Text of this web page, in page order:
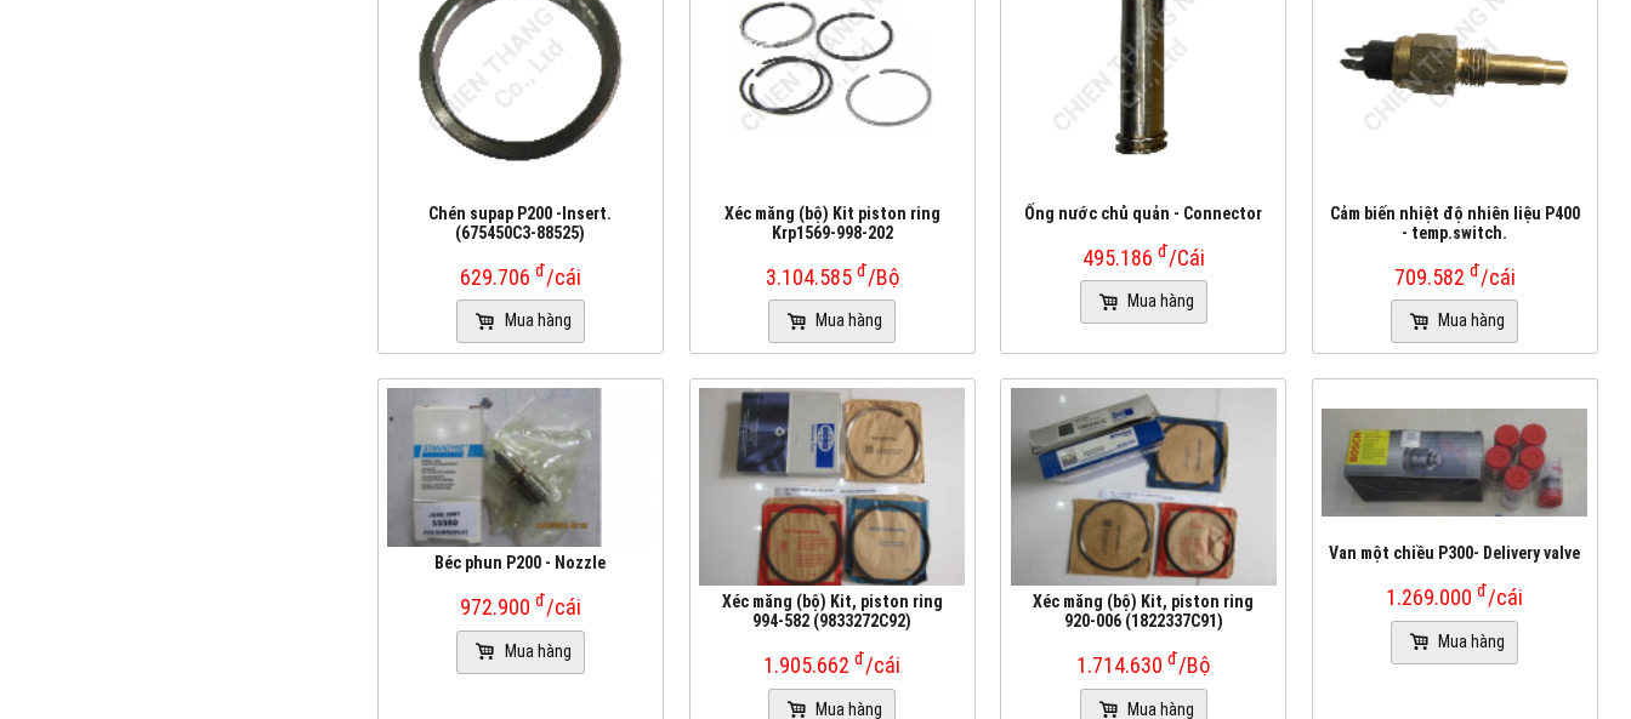
Chén supap P200 -Insert.
(675450C3-88525)
629.706 đ/cái
Mua hàng
Xéc măng (bộ) Kit piston ring
Krp1569-998-202
3.104.585 đ/Bộ
Mua hàng
Ống nước chủ quản - Connector
495.186 đ/Cái
Mua hàng
Cảm biến nhiệt độ nhiên liệu P400
- temp.switch.
709.582 đ/cái
Mua hàng
Béc phun P200 - Nozzle
972.900 đ/cái
Mua hàng
Xéc măng (bộ) Kit, piston ring
994-582 (9833272C92)
1.905.662đ/cái
Mua hàng
Xéc măng (bộ) Kit, piston ring
920-006 (1822337C91)
1.714.630đ/Bộ
Mua hàng
Van một chiều P300- Delivery valve
1.269.000đ/cái
Mua hàng